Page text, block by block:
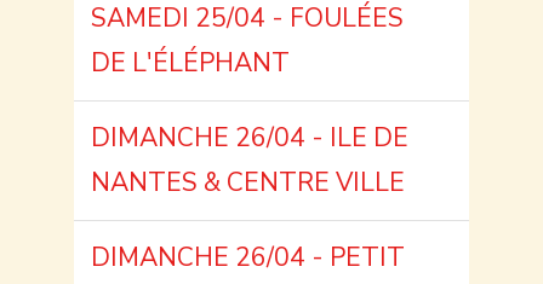
SAMEDI 25/04 - FOULÉES
DE L'ÉLÉPHANT
DIMANCHE 26/04 - ILE DE
NANTES & CENTRE VILLE
DIMANCHE 26/04 - PETIT